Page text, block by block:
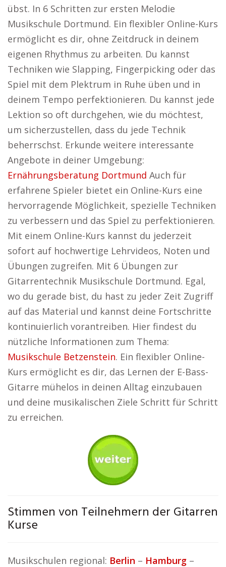
übst. In 6 Schritten zur ersten Melodie
Musikschule Dortmund. Ein flexibler Online-Kurs
ermöglicht es dir, ohne Zeitdruck in deinem
eigenen Rhythmus zu arbeiten. Du kannst
Techniken wie Slapping, Fingerpicking oder das
Spiel mit dem Plektrum in Ruhe üben und in
deinem Tempo perfektionieren. Du kannst jede
Lektion so oft durchgehen, wie du möchtest,
um sicherzustellen, dass du jede Technik
beherrschst. Erkunde weitere interessante
Angebote in deiner Umgebung:
Ernährungsberatung Dortmund Auch für
erfahrene Spieler bietet ein Online-Kurs eine
hervorragende Möglichkeit, spezielle Techniken
zu verbessern und das Spiel zu perfektionieren.
Mit einem Online-Kurs kannst du jederzeit
sofort auf hochwertige Lehrvideos, Noten und
Übungen zugreifen. Mit 6 Übungen zur
Gitarrentechnik Musikschule Dortmund. Egal,
wo du gerade bist, du hast zu jeder Zeit Zugriff
auf das Material und kannst deine Fortschritte
kontinuierlich vorantreiben. Hier findest du
nützliche Informationen zum Thema:
Musikschule Betzenstein. Ein flexibler Online-
Kurs ermöglicht es dir, das Lernen der E-Bass-
Gitarre mühelos in deinen Alltag einzubauen
und deine musikalischen Ziele Schritt für Schritt
zu erreichen.
Stimmen von Teilnehmern der Gitarren
Kurse
Musikschulen regional: Berlin – Hamburg –